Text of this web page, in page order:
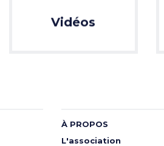
Vidéos
À PROPOS
L'association